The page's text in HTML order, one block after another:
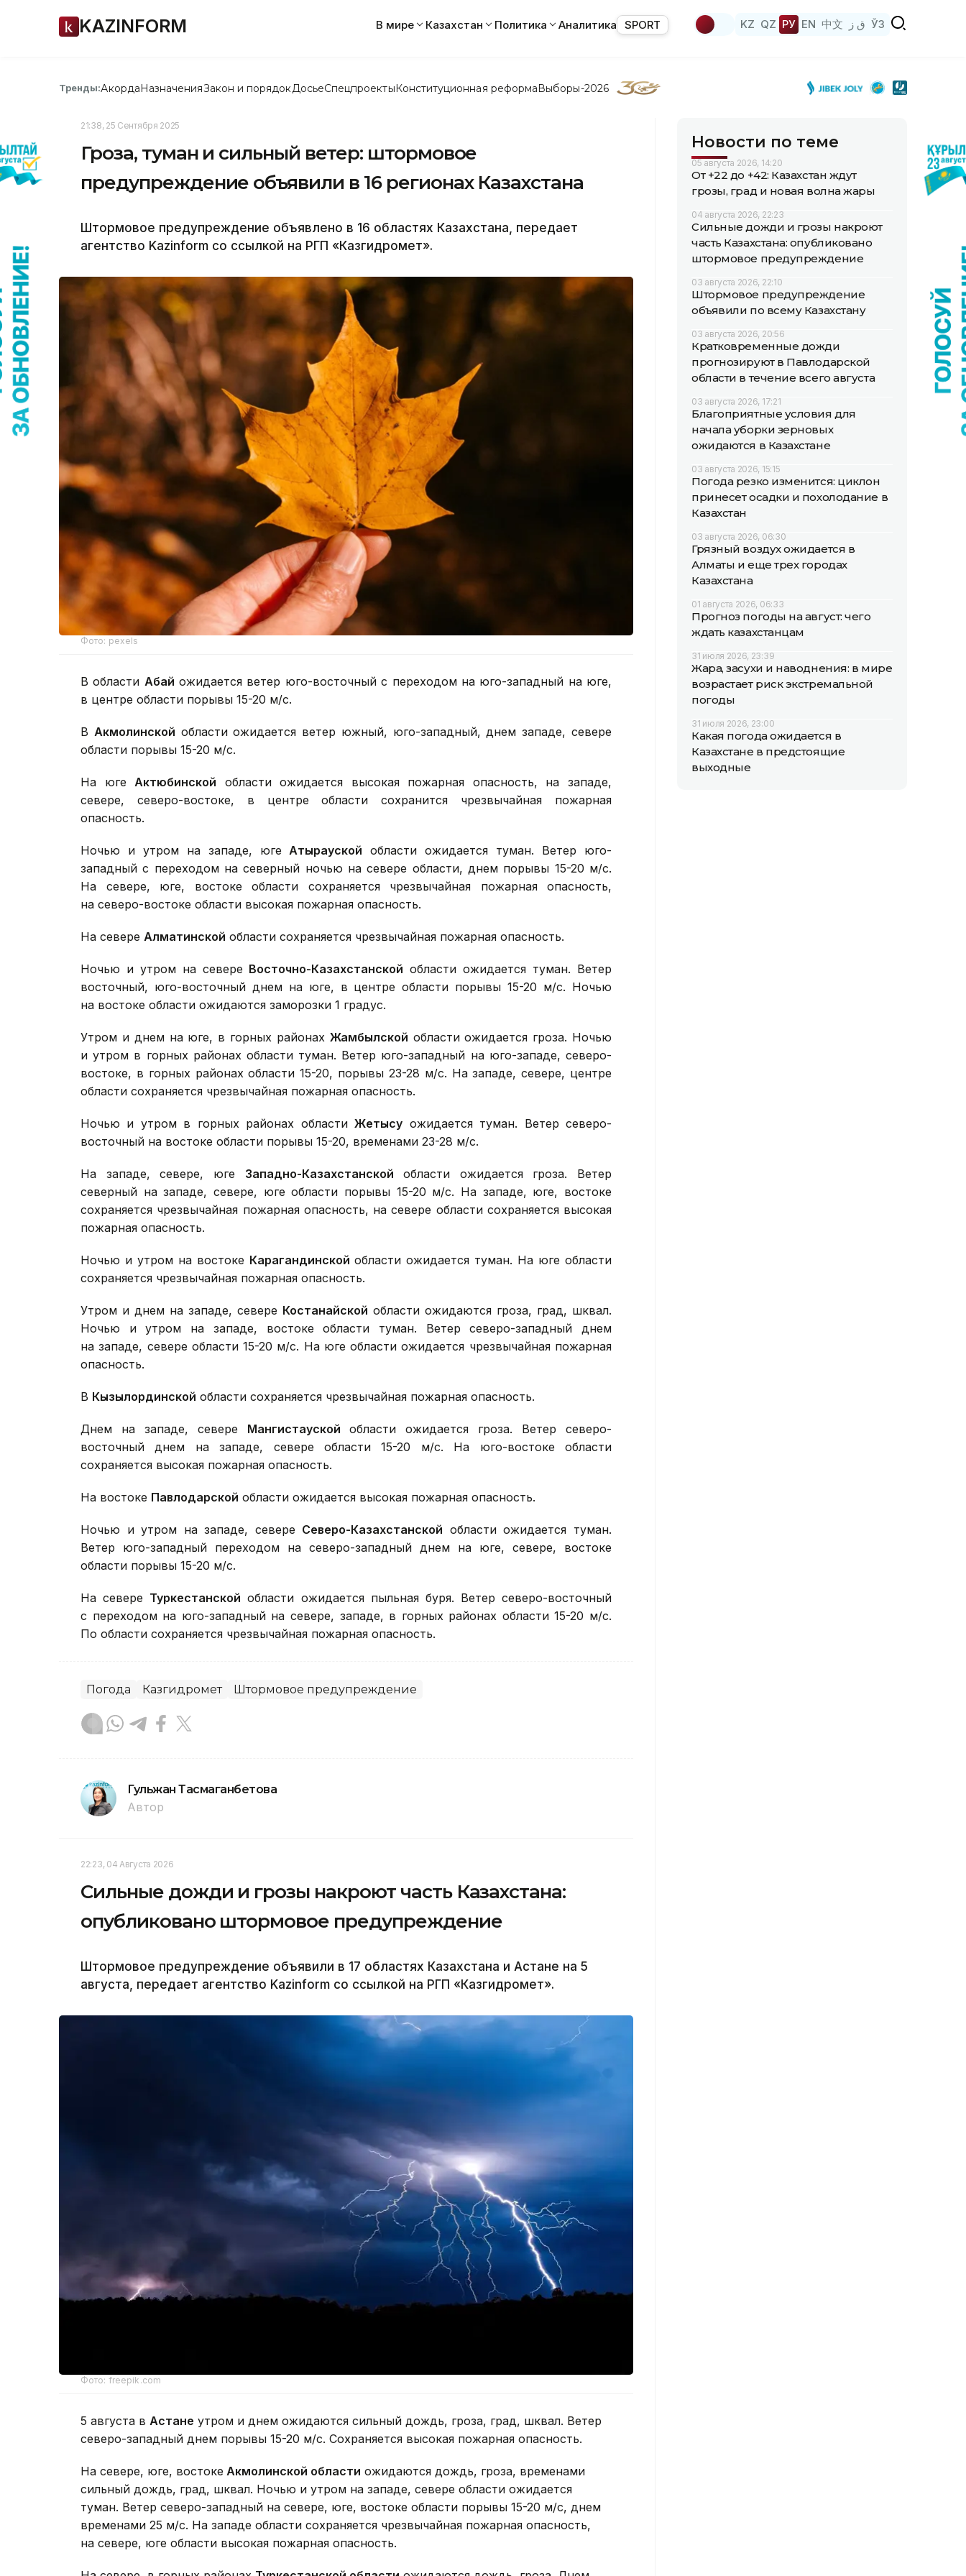
KAZINFORM В мире Казахстан Политика Аналитика SPORT KZ QZ РУ EN 中文 ق ز ЎЗ
Тренды:АкордаНазначенияЗакон и порядок ДосьеСпецпроектыКонституционная реформаВыборы-2026
21:38, 25 Сентября 2025
Гроза, туман и сильный ветер: штормовое
предупреждение объявили в 16 регионах Казахстана
Штормовое предупреждение объявлено в 16 областях Казахстана, передает
агентство Kazinform со ссылкой на РГП «Казгидромет».
Фото: pexels
В области Абай ожидается ветер юго-восточный с переходом на юго-западный на юге,
в центре области порывы 15-20 м/с.
В Акмолинской области ожидается ветер южный, юго-западный, днем западе, севере
области порывы 15-20 м/с.
На югеАктюбинской области ожидается высокая пожарная опасность, на западе,
севере, северо-востоке, в центре области сохранится чрезвычайная пожарная
опасность.
Ночью и утром на западе, югеАтырауской области ожидается туман. Ветер юго-
западный с переходом на северный ночью на севере области, днем порывы 15-20 м/с.
На севере, юге, востоке области сохраняется чрезвычайная пожарная опасность,
на северо-востоке области высокая пожарная опасность.
На севере Алматинской области сохраняется чрезвычайная пожарная опасность.
Ночью и утром на севере Восточно-Казахстанской области ожидается туман. Ветер
восточный, юго-восточный днем на юге, в центре области порывы 15-20 м/с. Ночью
на востоке области ожидаются заморозки 1 градус.
Утром и днем на юге, в горных районах Жамбылской области ожидается гроза. Ночью
и утром в горных районах области туман. Ветер юго-западный на юго-западе, северо-
востоке, в горных районах области 15-20, порывы 23-28 м/с. На западе, севере, центре
области сохраняется чрезвычайная пожарная опасность.
Ночью и утром в горных районах областиЖетысу ожидается туман. Ветер северо-
восточный на востоке области порывы 15-20, временами 23-28 м/с.
На западе, севере, юге Западно-Казахстанской области ожидается гроза. Ветер
северный на западе, севере, юге области порывы 15-20 м/с. На западе, юге, востоке
сохраняется чрезвычайная пожарная опасность, на севере области сохраняется высокая
пожарная опасность.
Ночью и утром на востоке Карагандинской области ожидается туман. На юге области
сохраняется чрезвычайная пожарная опасность.
Утром и днем на западе, севере Костанайской области ожидаются гроза, град, шквал.
Ночью и утром на западе, востоке области туман. Ветер северо-западный днем
на западе, севере области 15-20 м/с. На юге области ожидается чрезвычайная пожарная
опасность.
В Кызылординской области сохраняется чрезвычайная пожарная опасность.
Днем на западе, севере Мангистауской области ожидается гроза. Ветер северо-
восточный днем на западе, севере области 15-20 м/с. На юго-востоке области
сохраняется высокая пожарная опасность.
На востоке Павлодарской области ожидается высокая пожарная опасность.
Ночью и утром на западе, севере Северо-Казахстанской области ожидается туман.
Ветер юго-западный переходом на северо-западный днем на юге, севере, востоке
области порывы 15-20 м/с.
На севере Туркестанской области ожидается пыльная буря. Ветер северо-восточный
с переходом на юго-западный на севере, западе, в горных районах области 15-20 м/с.
По области сохраняется чрезвычайная пожарная опасность.
Погода Казгидромет Штормовое предупреждение
Гульжан Тасмаганбетова
Автор
22:23, 04 Августа 2026
Сильные дожди и грозы накроют часть Казахстана:
опубликовано штормовое предупреждение
Штормовое предупреждение объявили в 17 областях Казахстана и Астане на 5
августа, передает агентство Kazinform со ссылкой на РГП «Казгидромет».
Фото: freepik.com
5 августа в Астане утром и днем ожидаются сильный дождь, гроза, град, шквал. Ветер
северо-западный днем порывы 15-20 м/с. Сохраняется высокая пожарная опасность.
На севере, юге, востоке Акмолинской области ожидаются дождь, гроза, временами
сильный дождь, град, шквал. Ночью и утром на западе, севере области ожидается
туман. Ветер северо-западный на севере, юге, востоке области порывы 15-20 м/с, днем
временами 25 м/с. На западе области сохраняется чрезвычайная пожарная опасность,
на севере, юге области высокая пожарная опасность.
Новости по теме
05 августа 2026, 14:20
От +22 до +42: Казахстан ждут
грозы, град и новая волна жары
04 августа 2026, 22:23
Сильные дожди и грозы накроют
часть Казахстана: опубликовано
штормовое предупреждение
03 августа 2026, 22:10
Штормовое предупреждение
объявили по всему Казахстану
03 августа 2026, 20:56
Кратковременные дожди
прогнозируют в Павлодарской
области в течение всего августа
03 августа 2026, 17:21
Благоприятные условия для
начала уборки зерновых
ожидаются в Казахстане
03 августа 2026, 15:15
Погода резко изменится: циклон
принесет осадки и похолодание в
Казахстан
03 августа 2026, 06:30
Грязный воздух ожидается в
Алматы и еще трех городах
Казахстана
01 августа 2026, 06:33
Прогноз погоды на август: чего
ждать казахстанцам
31 июля 2026, 23:39
Жара, засухи и наводнения: в мире
возрастает риск экстремальной
погоды
31 июля 2026, 23:00
Какая погода ожидается в
Казахстане в предстоящие
выходные